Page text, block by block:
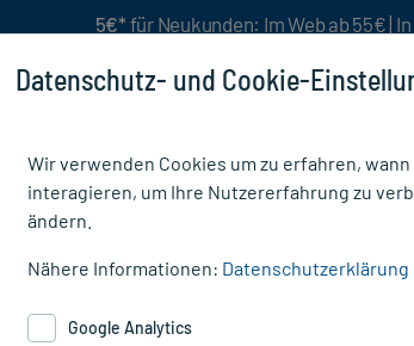
5€* für Neukunden: Im Web ab 55€ |
Ratgeber
/ Arznei- & Wellnesstee
Datenschutz- und Cookie-
Wir verwenden Cookies um zu erfahren,
interagieren, um Ihre Nutzererfahrung zu
ändern.
Nähere Informationen: Datenschutzerklärung
Google Analytics